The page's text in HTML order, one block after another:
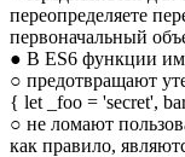
переопределяете
первоначальный
● В ES6 функции
○ предотвращают
{ let _foo = 'secret',
○ не ломают
как правило,